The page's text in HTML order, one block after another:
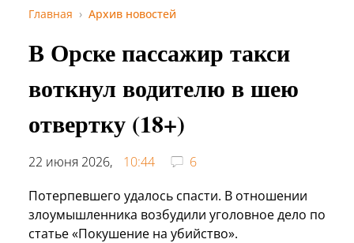
Главная Архив новостей
В Орске пассажир такси
воткнул водителю в шею
отвертку (18+)
22 июня 2026, 10:44
6
Потерпевшего удалось спасти. В отношении
злоумышленника возбудили уголовное дело по
статье «Покушение на убийство».